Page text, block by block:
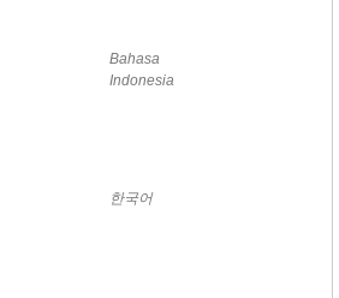
Bahasa
Indonesia
한국어